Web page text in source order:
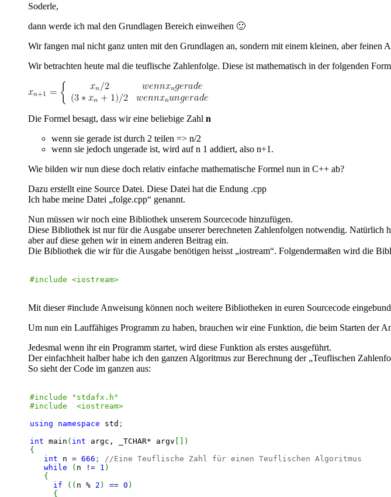
Soderle,
dann werde ich mal den Grundlagen Bereich einweihen 🙂
Wir fangen mal nicht ganz unten mit den Grundlagen an, sondern mit einem kleinen, aber
Wir betrachten heute mal die teuflische Zahlenfolge. Diese ist mathematisch in der folgenden
Die Formel besagt, dass wir eine beliebige Zahl n
wenn sie gerade ist durch 2 teilen => n/2
wenn sie jedoch ungerade ist, wird auf n 1 addiert, also n+1.
Wie bilden wir nun diese doch relativ einfache mathematische Formel nun in C++ ab?
Dazu erstellt eine Source Datei. Diese Datei hat die Endung .cpp
Ich habe meine Datei „folge.cpp“ genannt.
Nun müssen wir noch eine Bibliothek unserem Sourcecode hinzufügen.
Diese Bibliothek ist nur für die Ausgabe unserer berechneten Zahlenfolgen notwendig. Natürlich
aber auf diese gehen wir in einem anderen Beitrag ein.
Die Bibliothek die wir für die Ausgabe benötigen heisst „iostream“. Folgendermaßen wird die
#include <iostream>
Mit dieser #include Anweisung können noch weitere Bibliotheken in euren Sourcecode
Um nun ein Lauffähiges Programm zu haben, brauchen wir eine Funktion, die beim Starten der
Jedesmal wenn ihr ein Programm startet, wird diese Funktion als erstes ausgeführt.
Der einfachheit halber habe ich den ganzen Algoritmus zur Berechnung der „Teuflischen
So sieht der Code im ganzen aus:
#include "stdafx.h"
#include  <iostream>
using
namespace std ;
int main ( int argc, _TCHAR* argv
)
{
int n = 666 ;
//Eine Teuflische Zahl für einen Teuflischen Algoritmus
while
( n ! = 1 )
{
if
( ( n % 2 ) == 0 )
{